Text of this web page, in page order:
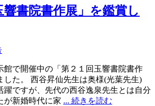
響書院書作展」を鑑賞し
館で開催中の「第２１回玉響書院書作
した。 西谷昇仙先生は奥様(光葉先生)
躍ですが、先代の西谷逸泉先生とは自分
が新婚時代に家 ... 続きを読む